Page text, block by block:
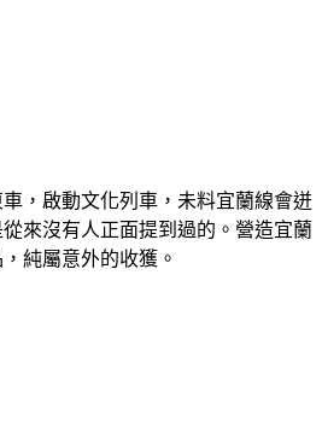
，啟動文化列車，未料宜蘭線會迸
來沒有人正面提到過的。營造宜蘭
純屬意外的收獲。